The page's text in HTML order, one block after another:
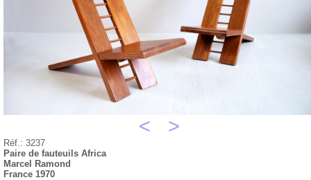
< >
Réf.: 3237
Paire de fauteuils Africa
Marcel Ramond
France 1970